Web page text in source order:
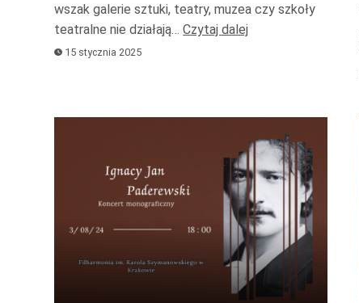
głośność.
wszak galerie sztuki, teatry, muzea czy szkoły
teatralne nie działają…Czytaj dalej
15 stycznia 2025